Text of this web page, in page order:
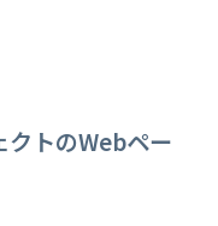
クトのWebペー